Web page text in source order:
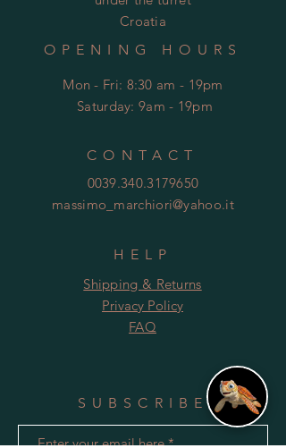
Croatia
OPENING HOURS
Mon - Fri: 8:30 am - 19pm
Saturday: 9am - 19pm
CONTACT
0039.340.3179650
massimo_marchiori@yahoo.it
HELP
Shipping & Returns
Privacy Policy
FAQ
SUBSCRIBE